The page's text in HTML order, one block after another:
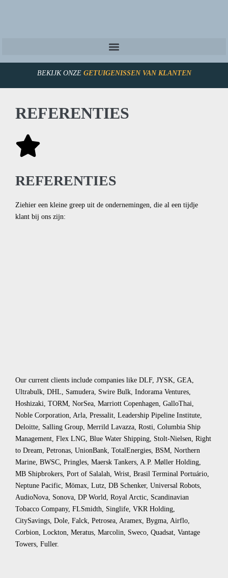
BEKIJK ONZE GETUIGENISSEN VAN KLANTEN
REFERENTIES
REFERENTIES
Ziehier een kleine greep uit de ondernemingen, die al een tijdje
klant bij ons zijn:
Our current clients include companies like DLF, JYSK, GEA,
Ultrabulk, DHL, Samudera, Swire Bulk, Indorama Ventures,
Hoshizaki, TORM, NorSea, Marriott Copenhagen, GalloThai,
Noble Corporation, Arla, Pressalit, Leadership Pipeline Institute,
Deloitte, Salling Group, Merrild Lavazza, Rosti, Columbia Ship
Management, Flex LNG, Blue Water Shipping, Stolt-Nielsen, Right
to Dream, Petronas, UnionBank, TotalEnergies, BSM, Northern
Marine, BWSC, Pringles, Maersk Tankers, A.P. Møller Holding,
MB Shipbrokers, Port of Salalah, Wrist, Brasil Terminal Portuário,
Neptune Pacific, Mömax, Lutz, DB Schenker, Universal Robots,
AudioNova, Sonova, DP World, Royal Arctic, Scandinavian
Tobacco Company, FLSmidth, Singlife, VKR Holding,
CitySavings, Dole, Falck, Petrosea, Aramex, Bygma, Airflo,
Corbion, Lockton, Meratus, Marcolin, Sweco, Quadsat, Vantage
Towers, Fuller.